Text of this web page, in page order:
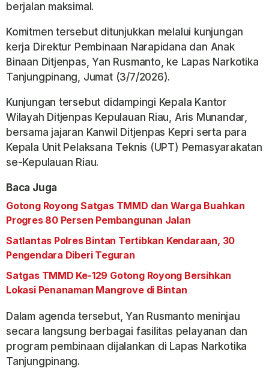
berjalan maksimal.
Komitmen tersebut ditunjukkan melalui kunjungan
kerja Direktur Pembinaan Narapidana dan Anak
Binaan Ditjenpas, Yan Rusmanto, ke Lapas Narkotika
Tanjungpinang, Jumat (3/7/2026).
Kunjungan tersebut didampingi Kepala Kantor
Wilayah Ditjenpas Kepulauan Riau, Aris Munandar,
bersama jajaran Kanwil Ditjenpas Kepri serta para
Kepala Unit Pelaksana Teknis (UPT) Pemasyarakatan
se-Kepulauan Riau.
Baca Juga
Gotong Royong Satgas TMMD dan Warga Buahkan
Progres 80 Persen Pembangunan Jalan
Satlantas Polres Bintan Tertibkan Kendaraan, 30
Pengendara Diberi Teguran
Satgas TMMD Ke-129 Gotong Royong Bersihkan
Lokasi Penanaman Mangrove di Bintan
Dalam agenda tersebut, Yan Rusmanto meninjau
secara langsung berbagai fasilitas pelayanan dan
program pembinaan dijalankan di Lapas Narkotika
Tanjungpinang.